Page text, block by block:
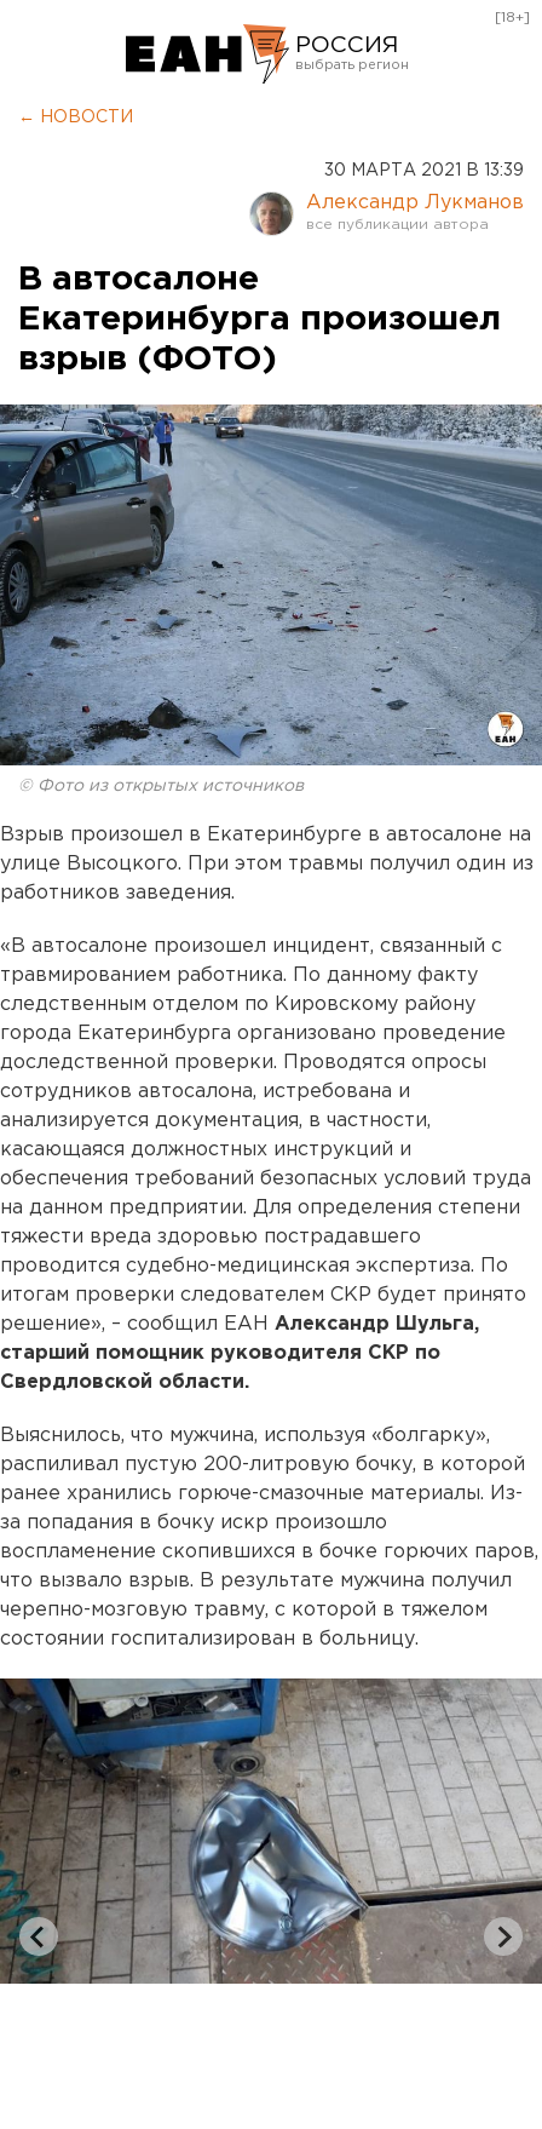
РОССИЯ
Оренбург
[18+]
← НОВОСТИ
30 МАРТА 2021 В 13:39
Александр Лукманов
В автосалоне
Екатеринбурга произошел
взрыв (ФОТО)
© Фото из открытых источников
Взрыв произошел в Екатеринбурге в автосалоне на
улице Высоцкого. При этом травмы получил один из
работников заведения.
«В автосалоне произошел инцидент, связанный с
травмированием работника. По данному факту
следственным отделом по Кировскому району
города Екатеринбурга организовано проведение
доследственной проверки. Проводятся опросы
сотрудников автосалона, истребована и
анализируется документация, в частности,
касающаяся должностных инструкций и
обеспечения требований безопасных условий труда
на данном предприятии. Для определения степени
тяжести вреда здоровью пострадавшего
проводится судебно-медицинская экспертиза. По
итогам проверки следователем СКР будет принято
решение», – сообщил ЕАН Александр Шульга,
старший помощник руководителя СКР по
Свердловской области.
Выяснилось, что мужчина, используя «болгарку»,
распиливал пустую 200-литровую бочку, в которой
ранее хранились горюче-смазочные материалы. Из-
за попадания в бочку искр произошло
воспламенение скопившихся в бочке горючих паров,
что вызвало взрыв. В результате мужчина получил
черепно-мозговую травму, с которой в тяжелом
состоянии госпитализирован в больницу.